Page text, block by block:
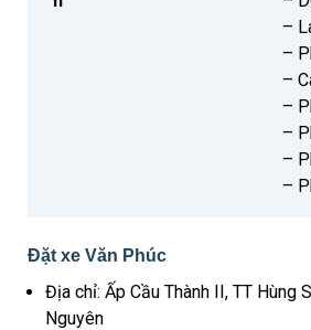
–
–
–
–
–
–
–
Đặt xe Văn Phúc
Địa chỉ: Ấp Cầu Thành II, TT Hùng
Nguyên